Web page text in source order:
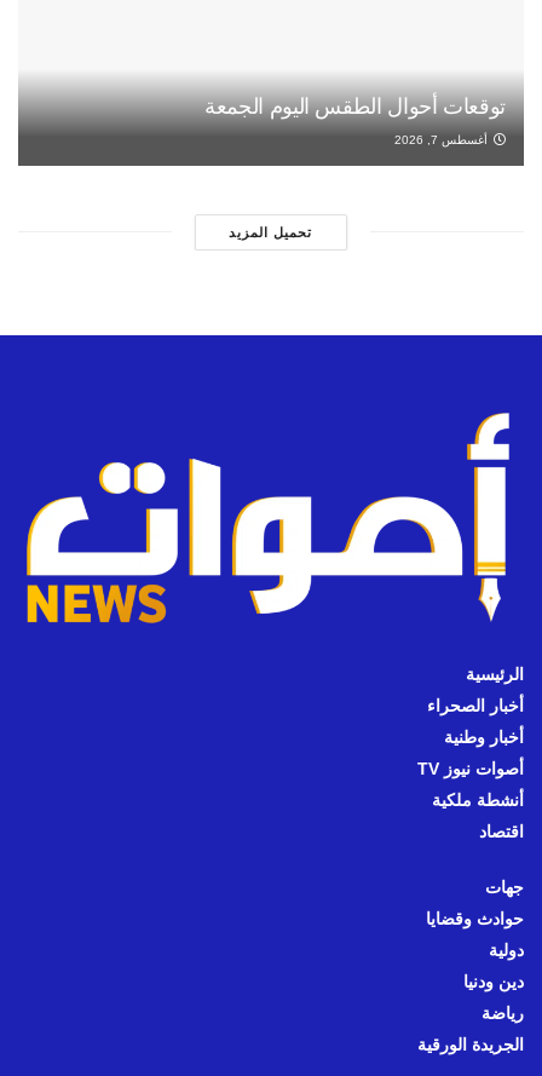
توقعات أحوال الطقس اليوم الجمعة
أغسطس 7, 2026
تحميل المزيد
الرئيسية
أخبار الصحراء
أخبار وطنية
أصوات نيوز TV
أنشطة ملكية
اقتصاد
جهات
حوادث وقضايا
دولية
دين ودنيا
رياضة
الجريدة الورقية